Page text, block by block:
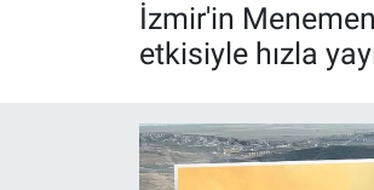
İzmir'in
etkisiyle hızla
Tüm Manşetler
Haber Arşivi